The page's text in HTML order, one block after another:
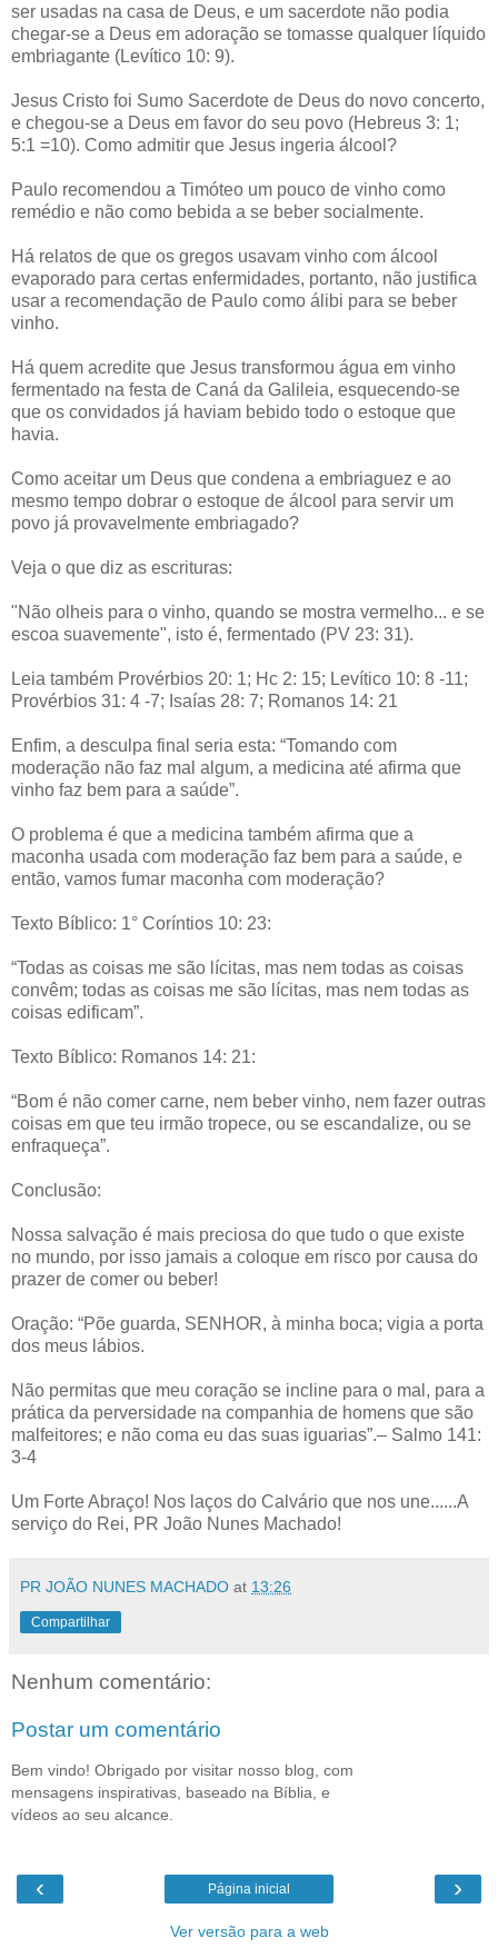
ser usadas na casa de Deus, e um sacerdote não podia
chegar-se a Deus em adoração se tomasse qualquer líquido
embriagante (Levítico 10: 9).
Jesus Cristo foi Sumo Sacerdote de Deus do novo concerto,
e chegou-se a Deus em favor do seu povo (Hebreus 3: 1;
5:1 =10). Como admitir que Jesus ingeria álcool?
Paulo recomendou a Timóteo um pouco de vinho como
remédio e não como bebida a se beber socialmente.
Há relatos de que os gregos usavam vinho com álcool
evaporado para certas enfermidades, portanto, não justifica
usar a recomendação de Paulo como álibi para se beber
vinho.
Há quem acredite que Jesus transformou água em vinho
fermentado na festa de Caná da Galileia, esquecendo-se
que os convidados já haviam bebido todo o estoque que
havia.
Como aceitar um Deus que condena a embriaguez e ao
mesmo tempo dobrar o estoque de álcool para servir um
povo já provavelmente embriagado?
Veja o que diz as escrituras:
"Não olheis para o vinho, quando se mostra vermelho... e se
escoa suavemente", isto é, fermentado (PV 23: 31).
Leia também Provérbios 20: 1; Hc 2: 15; Levítico 10: 8 -11;
Provérbios 31: 4 -7; Isaías 28: 7; Romanos 14: 21
Enfim, a desculpa final seria esta: “Tomando com
moderação não faz mal algum, a medicina até afirma que
vinho faz bem para a saúde”.
O problema é que a medicina também afirma que a
maconha usada com moderação faz bem para a saúde, e
então, vamos fumar maconha com moderação?
Texto Bíblico: 1° Coríntios 10: 23:
“Todas as coisas me são lícitas, mas nem todas as coisas
convêm; todas as coisas me são lícitas, mas nem todas as
coisas edificam”.
Texto Bíblico: Romanos 14: 21:
“Bom é não comer carne, nem beber vinho, nem fazer outras
coisas em que teu irmão tropece, ou se escandalize, ou se
enfraqueça”.
Conclusão:
Nossa salvação é mais preciosa do que tudo o que existe
no mundo, por isso jamais a coloque em risco por causa do
prazer de comer ou beber!
Oração: “Põe guarda, SENHOR, à minha boca; vigia a porta
dos meus lábios.
Não permitas que meu coração se incline para o mal, para a
prática da perversidade na companhia de homens que são
malfeitores; e não coma eu das suas iguarias”.– Salmo 141:
3-4
Um Forte Abraço! Nos laços do Calvário que nos une......A
serviço do Rei, PR João Nunes Machado!
PR JOÃO NUNES MACHADO at 13:26
Compartilhar
Nenhum comentário:
Postar um comentário
Bem vindo! Obrigado por visitar nosso blog, com
mensagens inspirativas, baseado na Bíblia, e
vídeos ao seu alcance.
‹ ›
Página inicial
Ver versão para a web